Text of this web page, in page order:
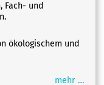
und
ökologischem und
mehr …